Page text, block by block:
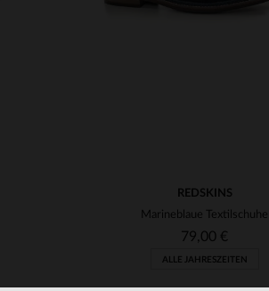
REDSKINS
Marineblaue Textilschuhe
79,00 €
ALLE JAHRESZEITEN